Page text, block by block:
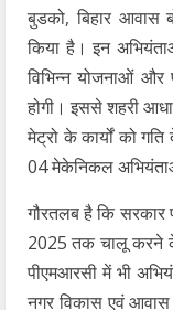
बुडको, बिहार आवास
किया है। इन
विभिन्न योजनाओं
होगी। इससे शहरी
मेट्रो के कार्यों को
04 मेकेनिकल
गौरतलब है कि सरकार
2025 तक चालू करने
पीएमआरसी में भी
नगर विकास एवं